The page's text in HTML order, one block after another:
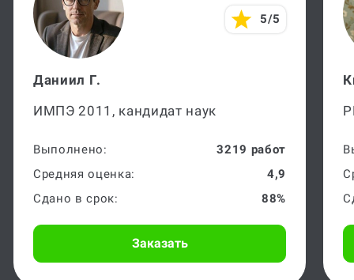
5/5
Даниил Г.
ИМПЭ 2011, кандидат наук
Выполнено:
3219 работ
Средняя оценка:
4,9
Сдано в срок:
88%
Заказать